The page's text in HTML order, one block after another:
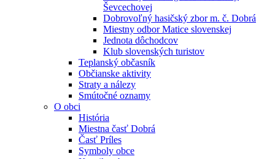
Ševcechovej
Dobrovoľný hasičský zbor m. č. Dobrá
Miestny odbor Matice slovenskej
Jednota dôchodcov
Klub slovenských turistov
Teplanský občasník
Občianske aktivity
Straty a nálezy
Smútočné oznamy
O obci
História
Miestna časť Dobrá
Časť Príles
Symboly obce